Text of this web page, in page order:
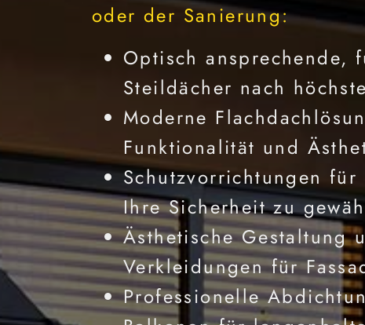
oder der Sanierung:
Optisch ansprechende,
Steildächer nach
Moderne
Funktionalität und
Schutzvorrichtungen für
Ihre Sicherheit zu
Ästhetische Gestaltung
Verkleidungen für
Professionelle